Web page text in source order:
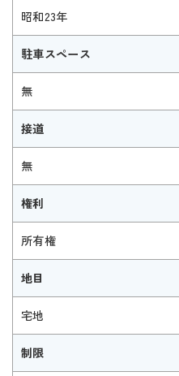
昭和23年
駐車スペース
無
接道
無
権利
所有権
地目
宅地
制限